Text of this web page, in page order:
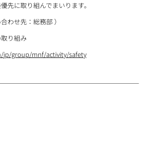
先に取り組んでまいります。
わせ先：総務部 ）
り組み
jp/group/mnf/activity/safety